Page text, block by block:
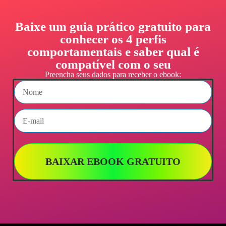
Baixe um guia prático gratuito para
conhecer os 4 perfis
comportamentais e saber qual é
compatível com o seu
Preencha seus dados para receber o ebook:
BAIXAR EBOOK GRATUITO